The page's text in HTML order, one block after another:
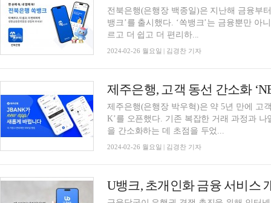
전북은행(은행장 백종일)은 지난해 금융부
뱅크’를 출시했다. ‘쏙뱅크’는 금융뿐만 아
르고 더 쉽고 더 편리하...
2024-02-26 월요일 | 김경찬 기자
제주은행(은행장 박우혁)은 약 5년 만에 고
K’를 오픈했다. 기존 복잡한 거래 과정과
을 간소화하는 데 초점을 두었...
2024-02-26 월요일 | 김경찬 기자